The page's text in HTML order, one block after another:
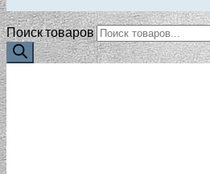
Поиск товаров